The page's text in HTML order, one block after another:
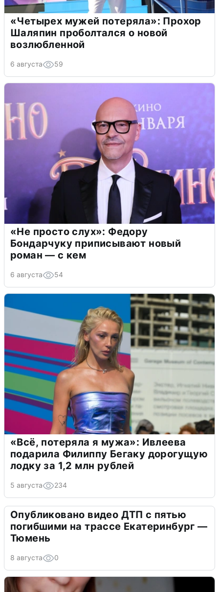
«Четырех мужей потеряла»: Прохор
Шаляпин проболтался о новой
возлюбленной
6 августа 59
«Не просто слух»: Федору
Бондарчуку приписывают новый
роман — с кем
6 августа 54
«Всё, потеряла я мужа»: Ивлеева
подарила Филиппу Бегаку дорогущую
лодку за 1,2 млн рублей
5 августа 234
Опубликовано видео ДТП с пятью
погибшими на трассе Екатеринбург —
Тюмень
8 августа 0